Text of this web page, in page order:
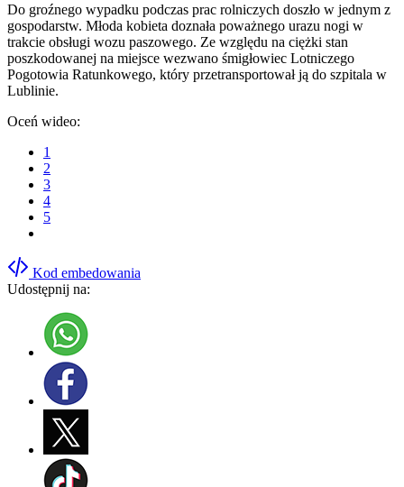
Do groźnego wypadku podczas prac rolniczych doszło w jednym z
gospodarstw. Młoda kobieta doznała poważnego urazu nogi w
trakcie obsługi wozu paszowego. Ze względu na ciężki stan
poszkodowanej na miejsce wezwano śmigłowiec Lotniczego
Pogotowia Ratunkowego, który przetransportował ją do szpitala w
Lublinie.
Oceń wideo:
1
2
3
4
5
Kod embedowania
Udostępnij na: